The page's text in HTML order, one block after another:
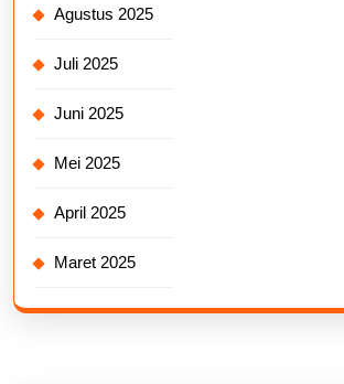
Agustus 2025
Juli 2025
Juni 2025
Mei 2025
April 2025
Maret 2025